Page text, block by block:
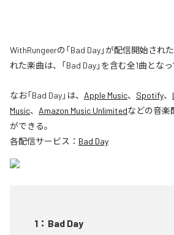
WithRungeerの「Bad Day」が配信開始され
れた楽曲は、「Bad Day」を含む全1曲となっ
なお「Bad Day」は、 Apple Music、 Spotify、
Music、 Amazon Music Unlimitedなどの音楽
ができる。
各配信サービス： Bad Day
1 ： Bad Day